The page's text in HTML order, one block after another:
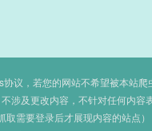
议，若您的网站不希望被本站爬
涉及更改内容，不针对任何内容
需要登录后才展现内容的站点